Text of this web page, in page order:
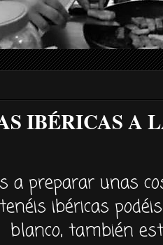
IBÉRICAS A
a preparar unas
ibéricas
blanco, también